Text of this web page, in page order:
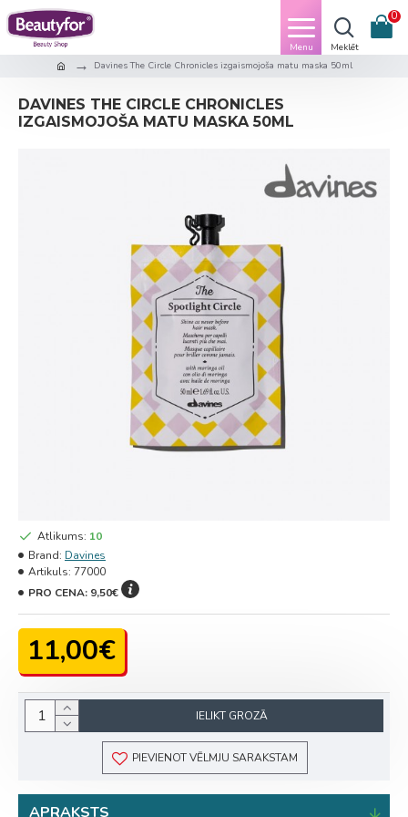
0
Davines The Circle Chronicles izgaismojoša matu maska 50ml
DAVINES THE CIRCLE CHRONICLES
IZGAISMOJOŠA MATU MASKA 50ML
11,00€
Atlikums: 10
Brand: Davines
Artikuls: 77000
PRO CENA: 9,50€
IELIKT GROZĀ
PIEVIENOT VĒLMJU SARAKSTAM
APRAKSTS